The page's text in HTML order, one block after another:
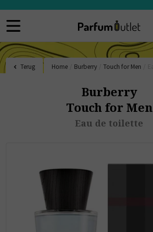
Terug Home Burberry Touch for Men
Burberry
Touch for Men
Eau de toilette